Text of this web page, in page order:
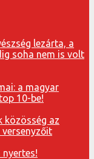
lezárta, a
soha nem is volt
a magyar
10-be!
közösség az
nyertes!